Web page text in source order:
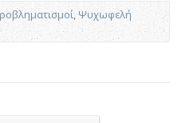
,Ψυχωφελή